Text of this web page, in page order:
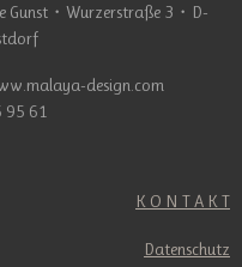
Gunst ・ Wurzerstraße 3 ・ D-
design.com
95 61
K O N T A K T
Datenschutz